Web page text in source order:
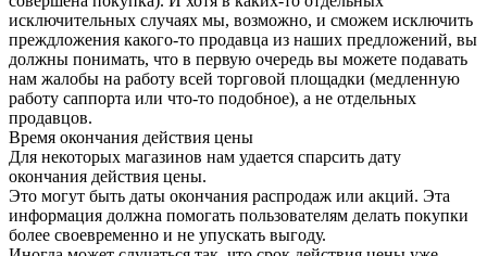
исключительных случаях мы, возможно, и сможем исключить
преждложения какого-то продавца из наших предложений, вы
должны понимать, что в первую очередь вы можете подавать
нам жалобы на работу всей торговой площадки (медленную
работу саппорта или что-то подобное), а не отдельных
продавцов.
Время окончания действия цены
Для некоторых магазинов нам удается спарсить дату
окончания действия цены.
Это могут быть даты окончания распродаж или акций. Эта
информация должна помогать пользователям делать покупки
более своевременно и не упускать выгоду.